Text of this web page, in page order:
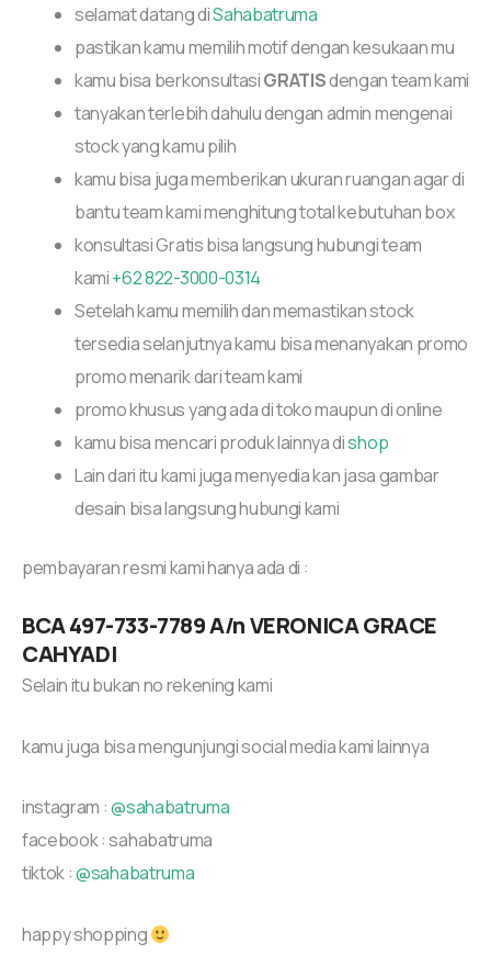
selamat datang diSahabatruma
pastikan kamu memilih motif dengan kesukaan mu
kamu bisa berkonsultasiGRATISdengan team kami
tanyakan terlebih dahulu dengan admin mengenai
stock yang kamu pilih
kamu bisa juga memberikan ukuran ruangan agar di
bantu team kami menghitung total kebutuhan box
konsultasi Gratis bisa langsung hubungi team
kami+62 822-3000-0314
Setelah kamu memilih dan memastikan stock
tersedia selanjutnya kamu bisa menanyakan promo
promo menarik dari team kami
promo khusus yang ada di toko maupun di online
kamu bisa mencari produk lainnya dishop
Lain dari itu kami juga menyedia kan jasa gambar
desain bisa langsung hubungi kami
pembayaran resmi kami hanya ada di :
BCA497-733-7789A/n VERONICA GRACE
CAHYADI
Selain itu bukan no rekening kami
kamu juga bisa mengunjungi social media kami lainnya
instagram :@sahabatruma
facebook : sahabatruma
tiktok :@sahabatruma
happy shopping